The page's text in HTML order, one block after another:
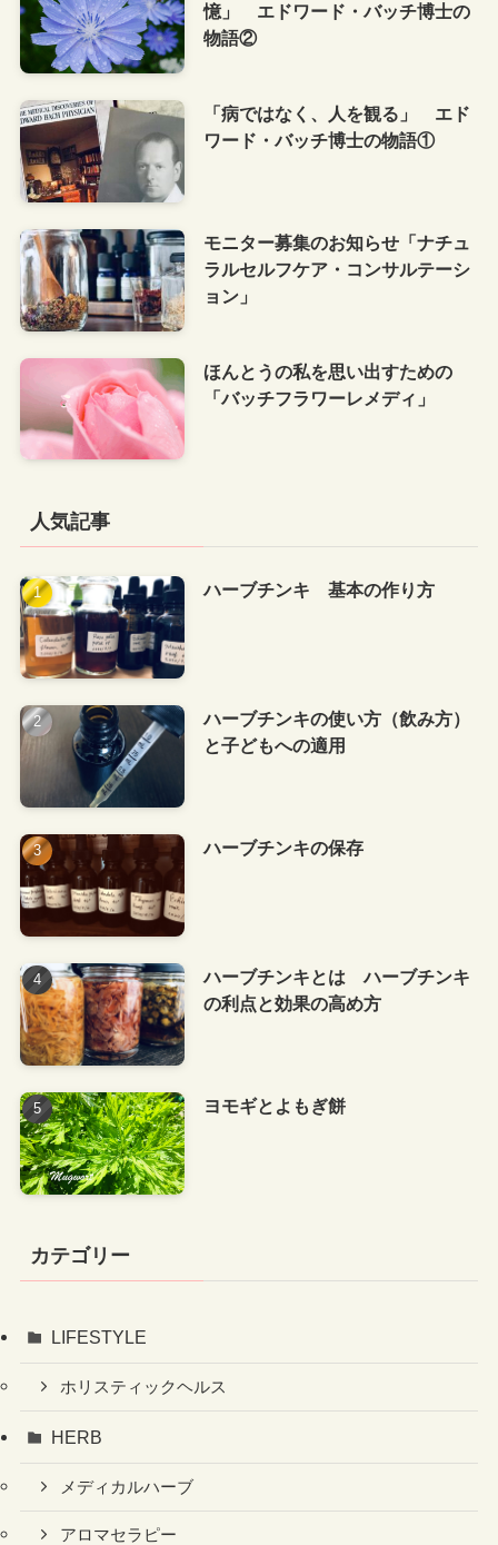
憶」 エドワード・バッチ博士の
物語②
「病ではなく、人を観る」 エド
ワード・バッチ博士の物語①
モニター募集のお知らせ「ナチュ
ラルセルフケア・コンサルテーシ
ョン」
ほんとうの私を思い出すための
「バッチフラワーレメディ」
人気記事
ハーブチンキ 基本の作り方
ハーブチンキの使い方（飲み方）
と子どもへの適用
ハーブチンキの保存
ハーブチンキとは ハーブチンキ
の利点と効果の高め方
ヨモギとよもぎ餅
カテゴリー
LIFESTYLE
ホリスティックヘルス
HERB
メディカルハーブ
アロマセラピー